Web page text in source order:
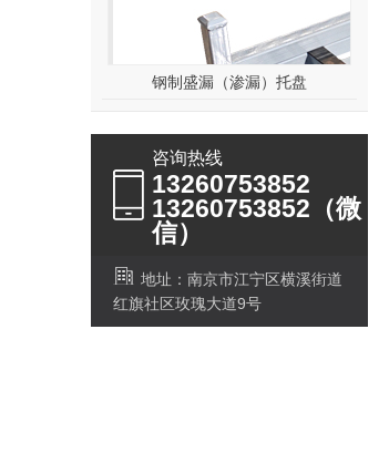
钢制盛漏（渗漏）托盘
咨询热线
13260753852
13260753852（微
信）
地址：南京市江宁区横溪街道
红旗社区玫瑰大道9号